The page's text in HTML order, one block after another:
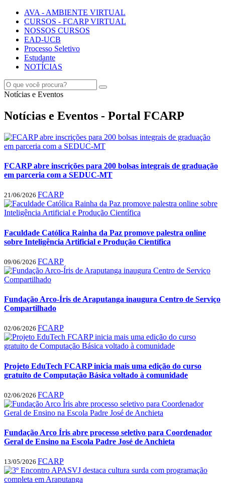
AVA - AMBIENTE VIRTUAL
CURSOS - FCARP VIRTUAL
NOSSOS CURSOS
EAD-UCB
Processo Seletivo
Estudante
NOTÍCIAS
Notícias e Eventos
Notícias e Eventos - Portal FCARP
FCARP abre inscrições para 200 bolsas integrais de graduação
em parceria com a SEDUC-MT
21/06/2026 FCARP
Faculdade Católica Rainha da Paz promove palestra online
sobre Inteligência Artificial e Produção Científica
09/06/2026 FCARP
Fundação Arco-Íris de Araputanga inaugura Centro de Serviço
Compartilhado
02/06/2026 FCARP
Projeto EduTech FCARP inicia mais uma edição do curso
gratuito de Computação Básica voltado à comunidade
02/06/2026 FCARP
Fundação Arco Íris abre processo seletivo para Coordenador
Geral de Ensino na Escola Padre José de Anchieta
13/05/2026 FCARP